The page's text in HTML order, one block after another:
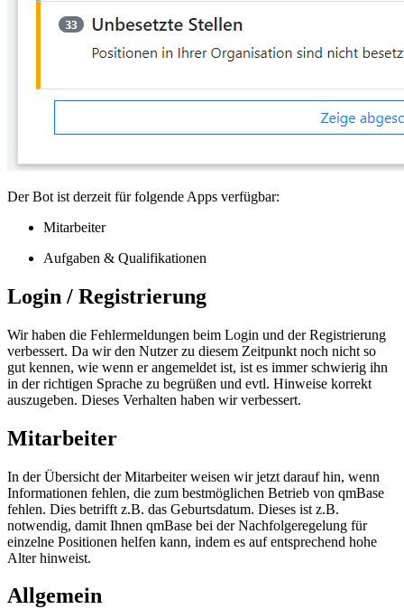
Der Bot ist derzeit für folgende Apps verfügbar:
Mitarbeiter
Aufgaben & Qualifikationen
Login / Registrierung
Wir haben die Fehlermeldungen beim Login und der Registrierung
verbessert. Da wir den Nutzer zu diesem Zeitpunkt noch nicht so
gut kennen, wie wenn er angemeldet ist, ist es immer schwierig ihn
in der richtigen Sprache zu begrüßen und evtl. Hinweise korrekt
auszugeben. Dieses Verhalten haben wir verbessert.
Mitarbeiter
In der Übersicht der Mitarbeiter weisen wir jetzt darauf hin, wenn
Informationen fehlen, die zum bestmöglichen Betrieb von qmBase
fehlen. Dies betrifft z.B. das Geburtsdatum. Dieses ist z.B.
notwendig, damit Ihnen qmBase bei der Nachfolgeregelung für
einzelne Positionen helfen kann, indem es auf entsprechend hohe
Alter hinweist.
Allgemein